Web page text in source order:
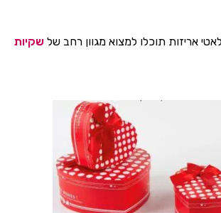
אריזות תוכלו למצוא מגוון רחב של שקיות